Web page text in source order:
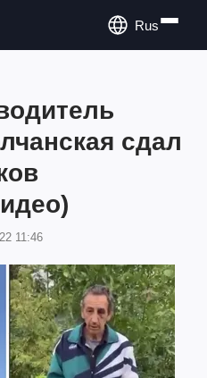
Rus
сдал
11:46